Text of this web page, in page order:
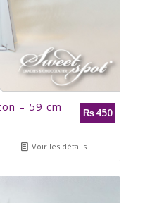
– 59 cm ₨450
Voir les détails